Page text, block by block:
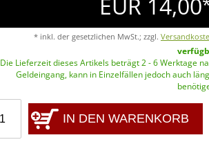
* inkl. der gesetzlichen MwSt.; zzgl.
Die Lieferzeit dieses Artikels beträgt 2 - 6 Werktage
Geldeingang, kann in Einzelfällen jedoch auch
IN DEN WARENKORB